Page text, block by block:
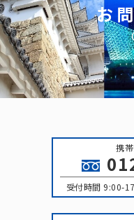
お
携
受付時間 9:00-